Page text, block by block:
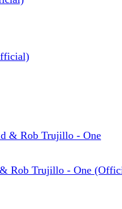
Rob Trujillo - One